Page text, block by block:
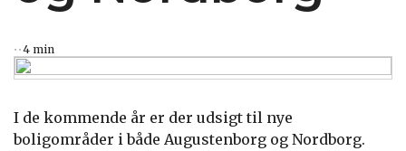
4 min
I de kommende år er der udsigt til nye
boligområder i både Augustenborg og Nordborg.